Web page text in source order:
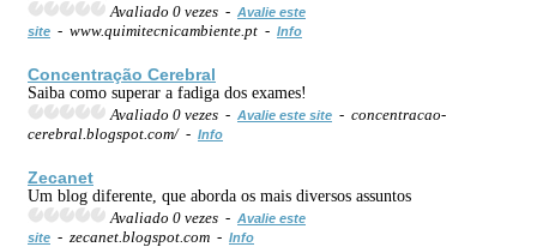
Avaliado 0 vezes - Avalie este
site - www.quimitecnicambiente.pt - Info
Concentração Cerebral
Saiba como superar a fadiga dos exames!
Avaliado 0 vezes - Avalie este site - concentracao-
cerebral.blogspot.com/ - Info
Zecanet
Um blog diferente, que aborda os mais diversos assuntos
Avaliado 0 vezes - Avalie este
site - zecanet.blogspot.com - Info